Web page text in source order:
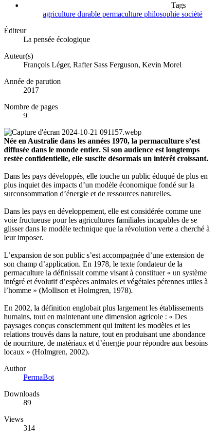
Tags
agriculture durable permaculture philosophie société
Éditeur
La pensée écologique
Auteur(s)
François Léger, Rafter Sass Ferguson, Kevin Morel
Année de parution
2017
Nombre de pages
9
Née en Australie dans les années 1970, la permaculture s’est
diffusée dans le monde entier. Si son audience est longtemps
restée confidentielle, elle suscite désormais un intérêt croissant.
Dans les pays développés, elle touche un public éduqué de plus en
plus inquiet des impacts d’un modèle économique fondé sur la
surconsommation d’énergie et de ressources naturelles.
Dans les pays en développement, elle est considérée comme une
voie fructueuse pour les agricultures familiales incapables de se
glisser dans le modèle technique que la révolution verte a cherché à
leur imposer.
L’expansion de son public s’est accompagnée d’une extension de
son champ d’application. En 1978, le texte fondateur de la
permaculture la définissait comme visant à constituer « un système
intégré et évolutif d’espèces animales et végétales pérennes utiles à
l’homme » (Mollison et Holmgren, 1978).
En 2002, la définition englobait plus largement les établissements
humains, tout en maintenant une dimension agricole : « Des
paysages conçus consciemment qui imitent les modèles et les
relations trouvés dans la nature, tout en produisant une abondance
de nourriture, de matériaux et d’énergie pour répondre aux besoins
locaux » (Holmgren, 2002).
Author
PermaBot
Downloads
89
Views
314